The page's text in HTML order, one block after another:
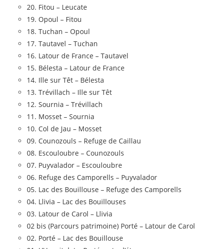
20. Fitou – Leucate
19. Opoul – Fitou
18. Tuchan – Opoul
17. Tautavel – Tuchan
16. Latour de France – Tautavel
15. Bélesta – Latour de France
14. Ille sur Têt – Bélesta
13. Trévillach – Ille sur Têt
12. Sournia – Trévillach
11. Mosset – Sournia
10. Col de Jau – Mosset
09. Counozouls – Refuge de Caillau
08. Escouloubre – Counozouls
07. Puyvalador – Escouloubre
06. Refuge des Camporells – Puyvalador
05. Lac des Bouillouse – Refuge des Camporells
04. Llivia – Lac des Bouillouses
03. Latour de Carol – Llivia
02 bis (Parcours patrimoine) Porté – Latour de Carol
02. Porté – Lac des Bouillouse